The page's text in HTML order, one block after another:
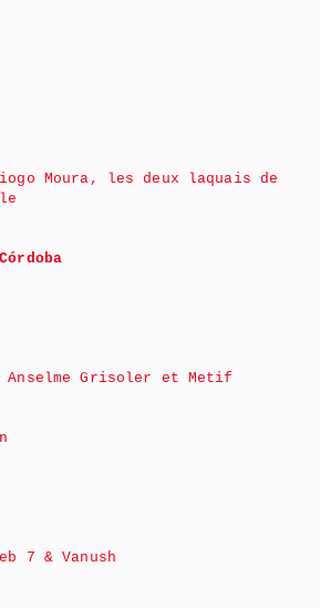
Moura, les deux laquais de
Grisoler et Metif
7 & Vanush